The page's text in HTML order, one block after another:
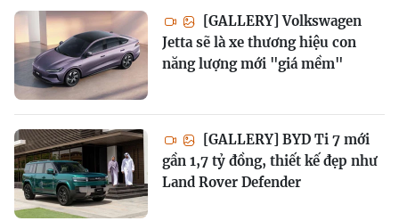
[GALLERY] Volkswagen
Jetta sẽ là xe thương hiệu con
năng lượng mới "giá mềm"
[GALLERY] BYD Ti 7 mới
gần 1,7 tỷ đồng, thiết kế đẹp như
Land Rover Defender